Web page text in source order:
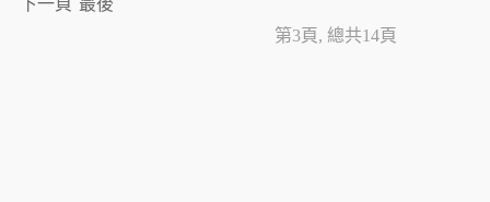
第3頁, 總共14頁